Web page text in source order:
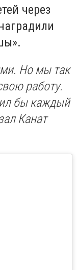
через
Но мы так
работу.
бы каждый
Канат